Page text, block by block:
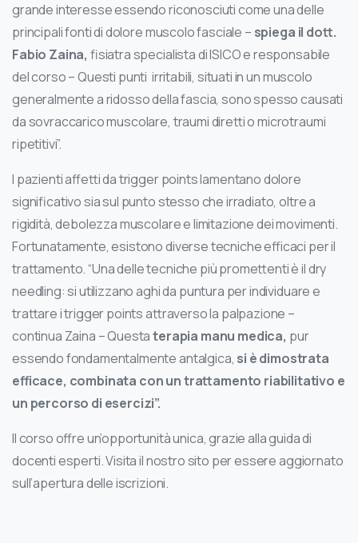
grande interesse essendo riconosciuti come una delle
principali fonti di dolore muscolo fasciale – spiega il dott.
Fabio Zaina, fisiatra specialista di ISICO e responsabile
del corso – Questi punti irritabili, situati in un muscolo
generalmente a ridosso della fascia, sono spesso causati
da sovraccarico muscolare, traumi diretti o microtraumi
ripetitivi”.
I pazienti affetti da trigger points lamentano dolore
significativo sia sul punto stesso che irradiato, oltre a
rigidità, debolezza muscolare e limitazione dei movimenti.
Fortunatamente, esistono diverse tecniche efficaci per il
trattamento. “Una delle tecniche più promettenti è il dry
needling: si utilizzano aghi da puntura per individuare e
trattare i trigger points attraverso la palpazione –
continua Zaina – Questaterapia manu medica, pur
essendo fondamentalmente antalgica, si è dimostrata
efficace, combinata con un trattamento riabilitativo e
un percorso di esercizi”.
Il corso offre un’opportunità unica, grazie alla guida di
docenti esperti. Visita il nostro sito per essere aggiornato
sull’apertura delle iscrizioni.